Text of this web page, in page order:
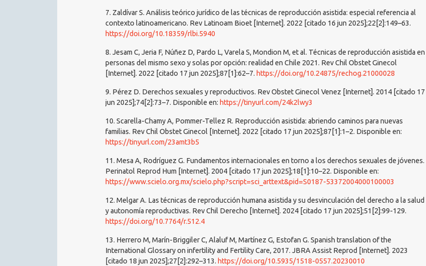
7. Zaldívar S. Análisis teórico jurídico de las técnicas de reproducción asistida: especial referencia al
contexto latinoamericano. Rev Latinoam Bioet [Internet]. 2022 [citado 16 jun 2025];22[2]:149–63.
https://doi.org/10.18359/rlbi.5940
8. Jesam C, Jeria F, Núñez D, Pardo L, Varela S, Mondion M, et al. Técnicas de reproducción asistida en
personas del mismo sexo y solas por opción: realidad en Chile 2021. Rev Chil Obstet Ginecol
[Internet]. 2022 [citado 17 jun 2025];87[1]:62–7. https://doi.org/10.24875/rechog.21000028
9. Pérez D. Derechos sexuales y reproductivos. Rev Obstet Ginecol Venez [Internet]. 2014 [citado 17
jun 2025];74[2]:73–7. Disponible en: https://tinyurl.com/24k2lwy3
10. Scarella-Chamy A, Pommer-Tellez R. Reproducción asistida: abriendo caminos para nuevas
familias. Rev Chil Obstet Ginecol [Internet]. 2022 [citado 17 jun 2025];87[1]:1–2. Disponible en:
https://tinyurl.com/23amt3b5
11. Mesa A, Rodríguez G. Fundamentos internacionales en torno a los derechos sexuales de jóvenes.
Perinatol Reprod Hum [Internet]. 2004 [citado 17 jun 2025];18[1]:10–22. Disponible en:
https://www.scielo.org.mx/scielo.php?script=sci_arttext&pid=S0187-53372004000100003
12. Melgar A. Las técnicas de reproducción humana asistida y su desvinculación del derecho a la salud
y autonomía reproductivas. Rev Chil Derecho [Internet]. 2024 [citado 17 jun 2025];51[2]:99-129.
https://doi.org/10.7764/r.512.4
13. Herrero M, Marín-Briggiler C, Alaluf M, Martínez G, Estofan G. Spanish translation of the
International Glossary on infertility and Fertility Care, 2017. JBRA Assist Reprod [Internet]. 2023
[citado 18 jun 2025];27[2]:292–313. https://doi.org/10.5935/1518-0557.20230010